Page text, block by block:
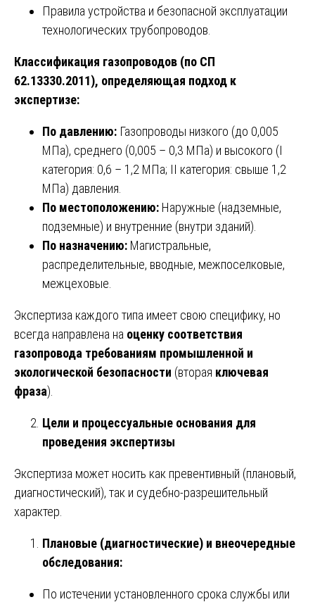
Правила устройства и безопасной эксплуатации
технологических трубопроводов.
Классификация газопроводов (по СП
62.13330.2011), определяющая подход к
экспертизе:
По давлению: Газопроводы низкого (до 0,005
МПа), среднего (0,005 – 0,3 МПа) и высокого (I
категория: 0,6 – 1,2 МПа; II категория: свыше 1,2
МПа) давления.
По местоположению: Наружные (надземные,
подземные) и внутренние (внутри зданий).
По назначению: Магистральные,
распределительные, вводные, межпоселковые,
межцеховые.
Экспертиза каждого типа имеет свою специфику, но
всегда направлена на оценку соответствия
газопровода требованиям промышленной и
экологической безопасности (вторая ключевая
фраза).
Цели и процессуальные основания для
проведения экспертизы
Экспертиза может носить как превентивный (плановый,
диагностический), так и судебно-разрешительный
характер.
Плановые (диагностические) и внеочередные
обследования:
По истечении установленного срока службы или